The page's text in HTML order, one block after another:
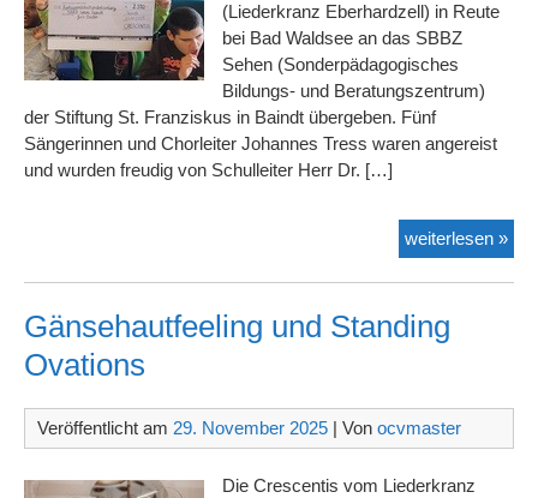
(Liederkranz Eberhardzell) in Reute
bei Bad Waldsee an das SBBZ
Sehen (Sonderpädagogisches
Bildungs- und Beratungszentrum)
der Stiftung St. Franziskus in Baindt übergeben. Fünf
Sängerinnen und Chorleiter Johannes Tress waren angereist
und wurden freudig von Schulleiter Herr Dr. […]
weiterlesen »
für
Gänsehautfeeling und Standing
Ovations
Veröffentlicht am 29. November 2025 | Von ocvmaster
Die Crescentis vom Liederkranz